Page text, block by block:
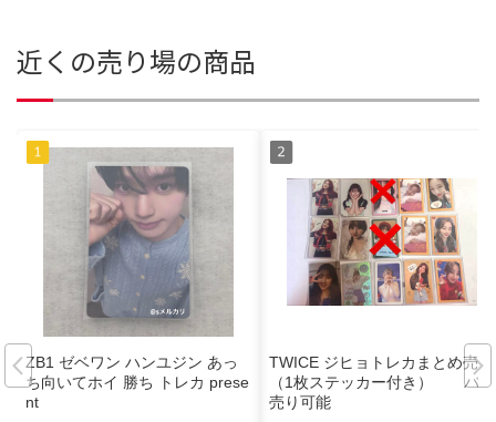
近くの売り場の商品
ZB1 ゼベワン ハンユジン あっ
ち向いてホイ 勝ち トレカ prese
nt
TWICE ジヒョトレカまとめ売り
（1枚ステッカー付き） バラ
売り可能